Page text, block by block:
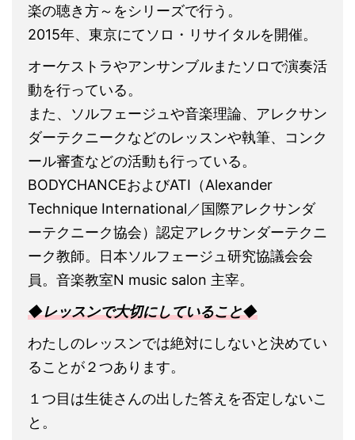
楽の聴き方～をシリーズで行う。
2015年、東京にてソロ・リサイタルを開催。
オーケストラやアンサンブルまたソロで演奏活
動を行っている。
また、ソルフェージュや音楽理論、アレクサン
ダーテクニークなどのレッスンや執筆、コンク
ール審査などの活動も行っている。
BODYCHANCEおよびATI（Alexander
Technique International／国際アレクサンダ
ーテクニーク協会）認定アレクサンダーテクニ
ーク教師。日本ソルフェージュ研究協議会会
員。音楽教室N music salon 主宰。
◆レッスンで大切にしていること◆
わたしのレッスンでは絶対にしないと決めてい
ることが２つあります。
１つ目は生徒さんの出した答えを否定しないこ
と。